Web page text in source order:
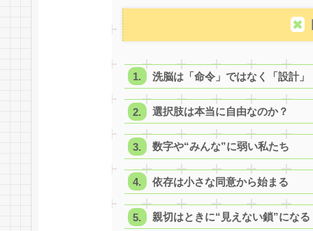
洗脳は「命令」ではなく「設計」
選択肢は本当に自由なのか？
数字や“みんな”に弱い私たち
依存は小さな同意から始まる
親切はときに“見えない鎖”になる